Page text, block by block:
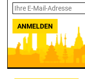
ANMELDEN